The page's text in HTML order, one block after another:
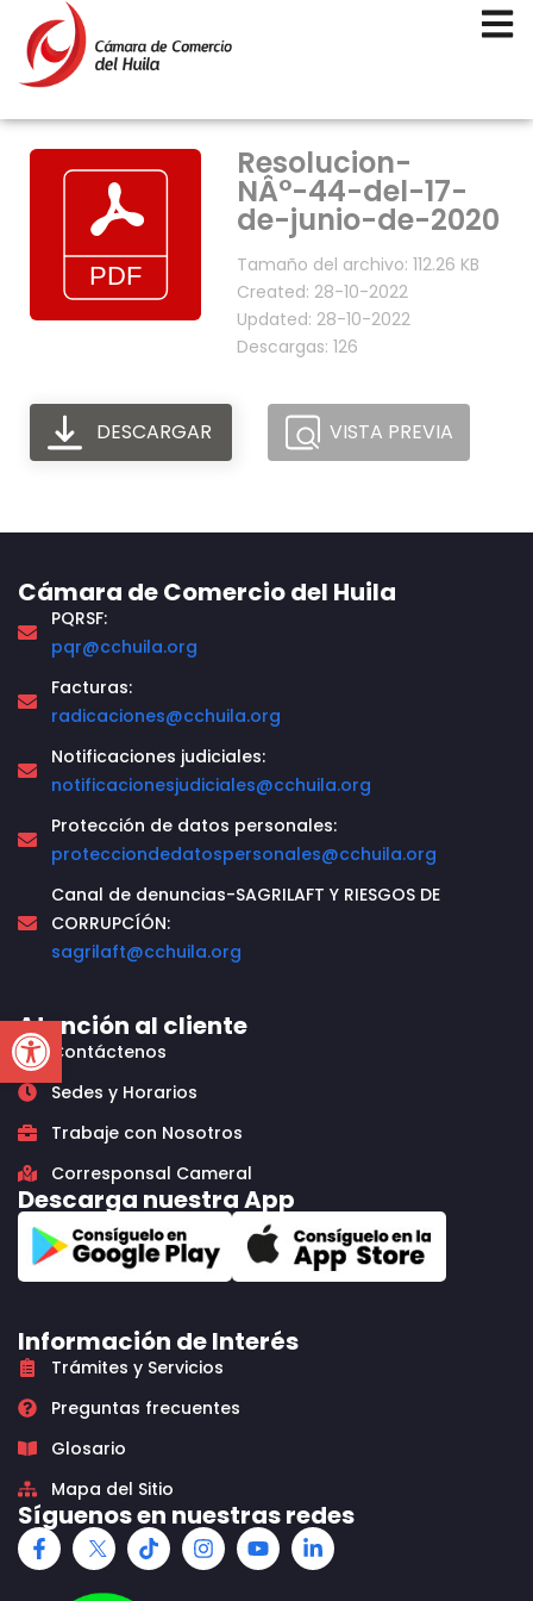
Open toolbar
Resolucion-
NÂ°-44-del-17-
de-junio-de-2020
Tamaño del archivo: 112.26 KB
Created: 28-10-2022
Updated: 28-10-2022
Descargas: 126
DESCARGAR VISTA PREVIA
Cámara de Comercio del Huila
PQRSF:
pqr@cchuila.org
Facturas:
radicaciones@cchuila.org
Notificaciones judiciales:
notificacionesjudiciales@cchuila.org
Protección de datos personales:
protecciondedatospersonales@cchuila.org
Canal de denuncias-SAGRILAFT Y RIESGOS DE
CORRUPCÍÓN:
sagrilaft@cchuila.org
Atención al cliente
Contáctenos
Sedes y Horarios
Trabaje con Nosotros
Corresponsal Cameral
Descarga nuestra App
Información de Interés
Trámites y Servicios
Preguntas frecuentes
Glosario
Mapa del Sitio
Síguenos en nuestras redes